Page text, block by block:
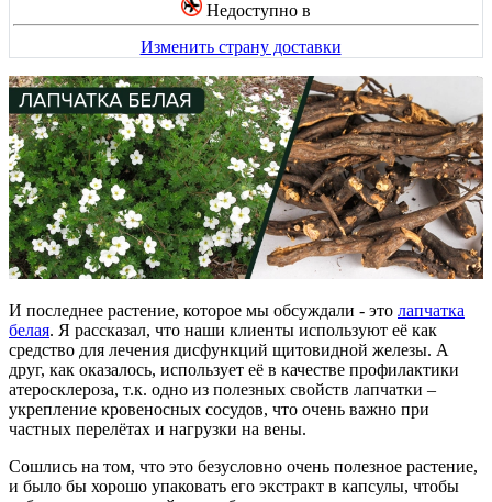
Недоступно в
Изменить страну доставки
И последнее растение, которое мы обсуждали - это лапчатка
белая. Я рассказал, что наши клиенты используют её как
средство для лечения дисфункций щитовидной железы. А
друг, как оказалось, использует её в качестве профилактики
атеросклероза, т.к. одно из полезных свойств лапчатки –
укрепление кровеносных сосудов, что очень важно при
частных перелётах и нагрузки на вены.
Сошлись на том, что это безусловно очень полезное растение,
и было бы хорошо упаковать его экстракт в капсулы, чтобы